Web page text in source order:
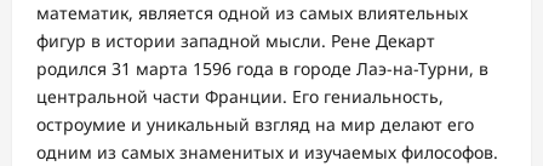
математик, является одной из самых влиятельных
фигур в истории западной мысли. Рене Декарт
родился 31 марта 1596 года в городе Лаэ-на-Турни, в
центральной части Франции. Его гениальность,
остроумие и уникальный взгляд на мир делают его
одним из самых знаменитых и изучаемых философов.